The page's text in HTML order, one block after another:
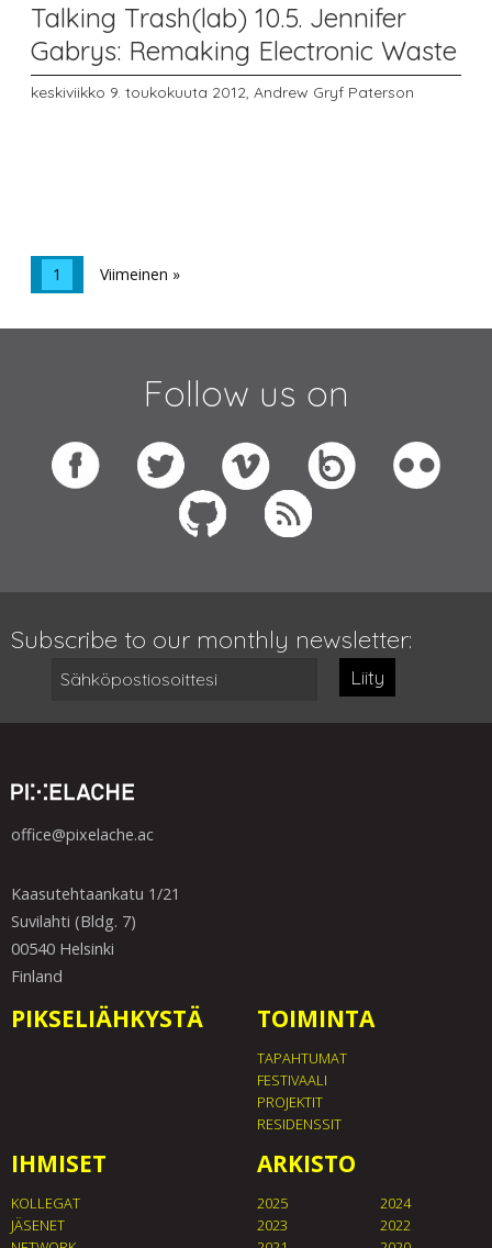
Talking Trash(lab) 10.5. Jennifer
Gabrys: Remaking Electronic Waste
keskiviikko 9. toukokuuta 2012, Andrew Gryf Paterson
1 Viimeinen »
Follow us on
Subscribe to our monthly newsletter:
Liity
office@pixelache.ac
Kaasutehtaankatu 1/21
Suvilahti (Bldg. 7)
00540 Helsinki
Finland
PIKSELIÄHKYSTÄ TOIMINTA
TAPAHTUMAT
FESTIVAALI
PROJEKTIT
RESIDENSSIT
IHMISET
KOLLEGAT
JÄSENET
ARKISTO
2025
2024
2023
2022